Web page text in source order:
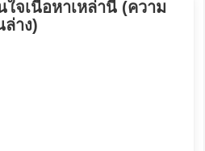
จเนื้อหาเหล่านี้ (ความ
าง)